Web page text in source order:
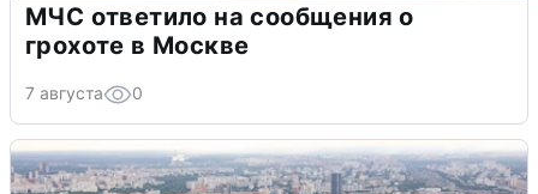
МЧС ответило на сообщения о
грохоте в Москве
7 августа 0